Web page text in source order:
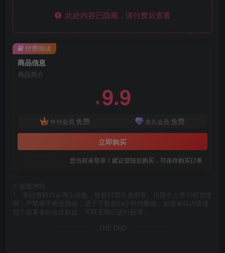
此处内容已隐藏，请付费后查看
商品信息
商品简介
￥ 9.9
年付会员 免费 永久会员 免费
立即购买
您当前未登录！建议登陆后购买，可保存购买订单
付费阅读
版权声明
1、本站资料均从网上收集，版权归原作者所有。仅限个人学习研究使
用，严禁用于商业用途，请于下载后24小时内删除。如若本站内容侵
犯了原著者的合法权益，可联系我们进行处理。
THE END